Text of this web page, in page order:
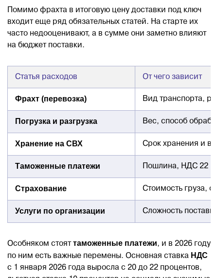
Помимо фрахта в итоговую цену доставки под ключ
входит еще ряд обязательных статей. На старте их
часто недооценивают, а в сумме они заметно влияют
на бюджет поставки.
Статья расходов От чего зависит
Фрахт (перевозка) Вид транспорта,
Погрузка и разгрузка Вес, способ
Хранение на СВХ Срок хранения и
Таможенные платежи Пошлина, НДС 22
Страхование Стоимость груза,
Услуги по организации Сложность
Особняком стоят таможенные платежи, и в 2026 году
по ним есть важные перемены. Основная ставка НДС
с 1 января 2026 года выросла с 20 до 22 процентов,